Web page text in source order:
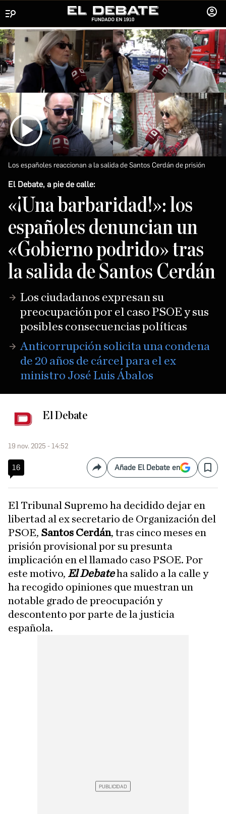
SESIÓN
Los españoles reaccionan a la salida de Santos Cerdán de prisión
El Debate, a pie de calle:
«¡Una barbaridad!»: los
españoles denuncian un
«Gobierno podrido» tras
la salida de Santos Cerdán
Los ciudadanos expresan su
preocupación por el caso PSOE y sus
posibles consecuencias políticas
Anticorrupción solicita una condena
de 20 años de cárcel para el ex
ministro José Luis Ábalos
El Debate
19 nov. 2025 - 14:52
16 CompartirAñade El Debate en Save
El Tribunal Supremo ha decidido dejar en
libertad al ex secretario de Organización del
PSOE, Santos Cerdán, tras cinco meses en
prisión provisional por su presunta
implicación en el llamado caso PSOE. Por
este motivo, El Debateha salido a la calle y
ha recogido opiniones que muestran un
notable grado de preocupación y
descontento por parte de la justicia
española.